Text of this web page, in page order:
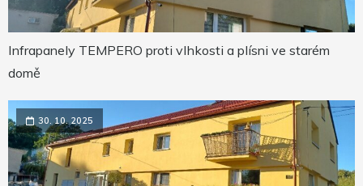
Infrapanely TEMPERO proti vlhkosti a plísni ve starém
domě
30. 10. 2025